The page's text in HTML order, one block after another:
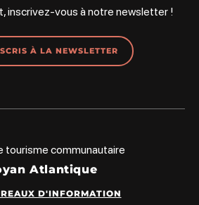
inscrivez-vous à notre newsletter !
À LA NEWSLETTER
tourisme communautaire
Atlantique
D'INFORMATION